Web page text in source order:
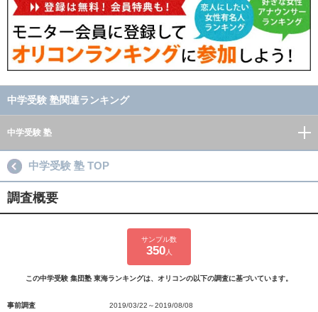
中学受験 塾関連ランキング
中学受験 塾
中学受験 塾 TOP
調査概要
サンプル数
350人
この中学受験 集団塾 東海ランキングは、オリコンの以下の調査に基づいています。
事前調査 2019/03/22～2019/08/08